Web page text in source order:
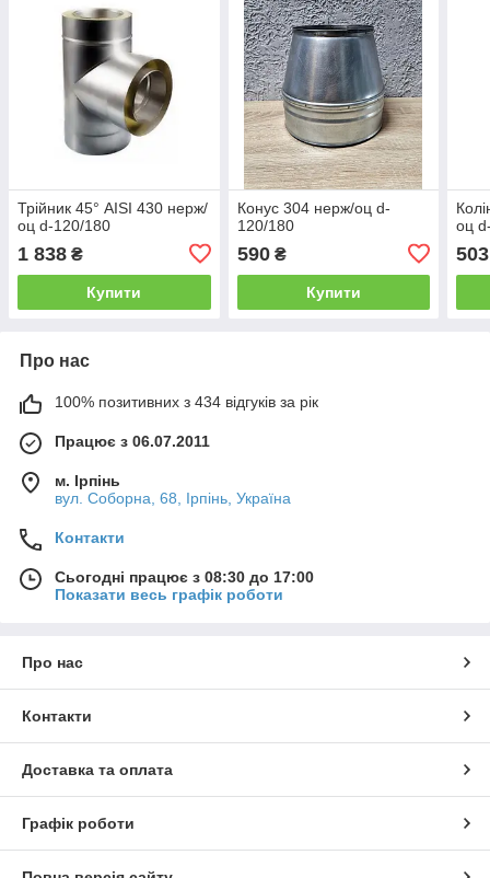
Трійник 45° AISI 430 нерж/
оц d-120/180
1 838 ₴
Купити
Конус 304 нерж/оц d-
120/180
590₴
Купити
оц
503
Про нас
100% позитивних з 434 відгуків за рік
Працює з 06.07.2011
м. Ірпінь
вул. Соборна, 68, Ірпінь, Україна
Контакти
Сьогодні працює з 08:30 до 17:00
Показати весь графік роботи
Про нас
Контакти
Доставка та оплата
Графік роботи